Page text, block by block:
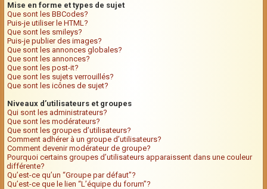
Mise en forme et types de sujet
Que sont les BBCodes?
Puis-je utiliser le HTML?
Que sont les smileys?
Puis-je publier des images?
Que sont les annonces globales?
Que sont les annonces?
Que sont les post-it?
Que sont les sujets verrouillés?
Que sont les icônes de sujet?
Niveaux d’utilisateurs et groupes
Qui sont les administrateurs?
Que sont les modérateurs?
Que sont les groupes d’utilisateurs?
Comment adhérer à un groupe d’utilisateurs?
Comment devenir modérateur de groupe?
Pourquoi certains groupes d’utilisateurs apparaissent dans une couleur
différente?
Qu’est-ce qu’un “Groupe par défaut”?
Qu’est-ce que le lien “L’équipe du forum”?